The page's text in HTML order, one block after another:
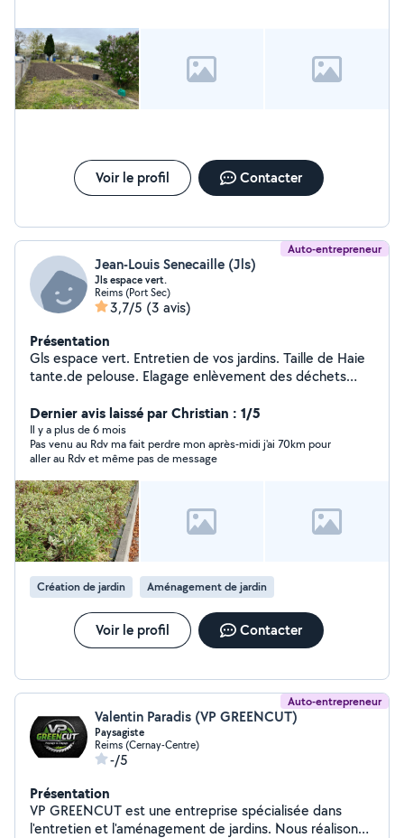
Voir le profil Contacter
Auto-entrepreneur
Jean-Louis Senecaille (Jls)
Jls espace vert.
Reims (Port Sec)
3,7/5 (3 avis)
Présentation
Gls espace vert. Entretien de vos jardins. Taille de Haie
tante.de pelouse. Elagage enlèvement des déchets
Dernier avis laissé par Christian : 1/5
Il y a plus de 6 mois
Pas venu au Rdv ma fait perdre mon après-midi j'ai 70km pour
aller au Rdv et même pas de message
Création de jardin Aménagement de jardin
Voir le profil Contacter
Auto-entrepreneur
Valentin Paradis (VP GREENCUT)
Paysagiste
Reims (Cernay-Centre)
-/5
Présentation
VP GREENCUT est une entreprise spécialisée dans
l'entretien et l'aménagement de jardins. Nous réalisons